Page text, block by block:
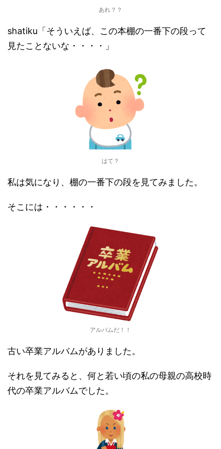
あれ？？
shatiku「そういえば、この本棚の一番下の段って
見たことないな・・・・」
はて？
私は気になり、棚の一番下の段を見てみました。
そこには・・・・・・
アルバムだ！！
古い卒業アルバムがありました。
それを見てみると、何と若い頃の私の母親の高校時
代の卒業アルバムでした。